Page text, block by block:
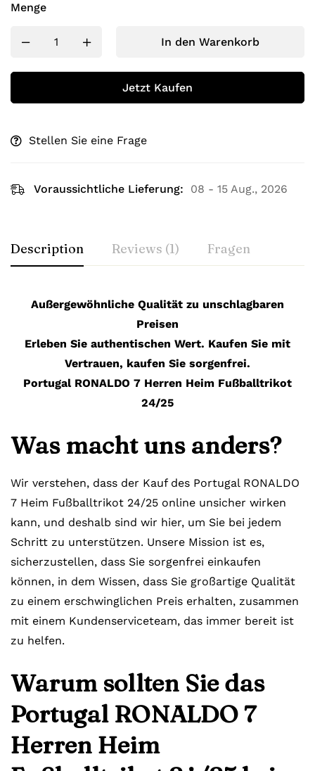
Menge
In den Warenkorb
Jetzt Kaufen
Stellen Sie eine Frage
Voraussichtliche Lieferung: 08 - 15 Aug., 2026
Description Reviews (1) Fragen
Außergewöhnliche Qualität zu unschlagbaren
Preisen
Erleben Sie authentischen Wert. Kaufen Sie mit
Vertrauen, kaufen Sie sorgenfrei.
Portugal RONALDO 7 Herren Heim Fußballtrikot
24/25
Was macht uns anders?
Wir verstehen, dass der Kauf des Portugal RONALDO
7 Heim Fußballtrikot 24/25 online unsicher wirken
kann, und deshalb sind wir hier, um Sie bei jedem
Schritt zu unterstützen. Unsere Mission ist es,
sicherzustellen, dass Sie sorgenfrei einkaufen
können, in dem Wissen, dass Sie großartige Qualität
zu einem erschwinglichen Preis erhalten, zusammen
mit einem Kundenserviceteam, das immer bereit ist
zu helfen.
Warum sollten Sie das
Portugal RONALDO 7
Herren Heim